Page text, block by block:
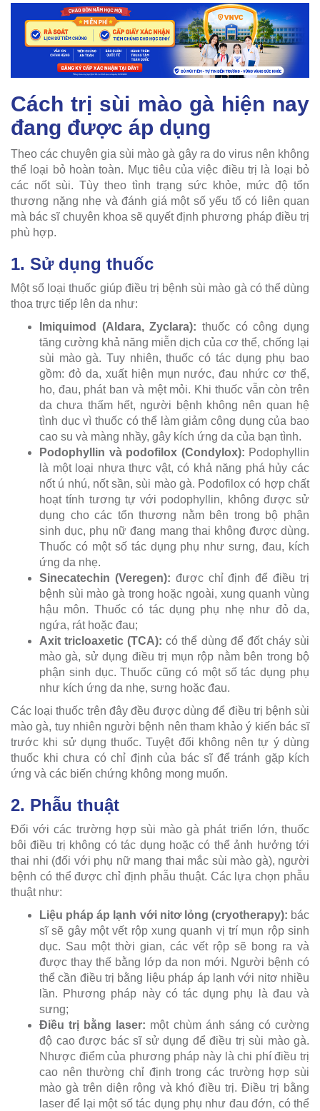
Cách trị sùi mào gà hiện nay
đang được áp dụng
Theo các chuyên gia sùi mào gà gây ra do virus nên không
thể loại bỏ hoàn toàn. Mục tiêu của việc điều trị là loại bỏ
các nốt sùi. Tùy theo tình trạng sức khỏe, mức độ tổn
thương nặng nhẹ và đánh giá một số yếu tố có liên quan
mà bác sĩ chuyên khoa sẽ quyết định phương pháp điều trị
phù hợp.
1. Sử dụng thuốc
Một số loại thuốc giúp điều trị bệnh sùi mào gà có thể dùng
thoa trực tiếp lên da như:
Imiquimod (Aldara, Zyclara): thuốc có công dụng
tăng cường khả năng miễn dịch của cơ thể, chống lại
sùi mào gà. Tuy nhiên, thuốc có tác dụng phụ bao
gồm: đỏ da, xuất hiện mụn nước, đau nhức cơ thể,
ho, đau, phát ban và mệt mỏi. Khi thuốc vẫn còn trên
da chưa thấm hết, người bệnh không nên quan hệ
tình dục vì thuốc có thể làm giảm công dụng của bao
cao su và màng nhầy, gây kích ứng da của bạn tình.
Podophyllin và podofilox (Condylox): Podophyllin
là một loại nhựa thực vật, có khả năng phá hủy các
nốt ú nhú, nốt sần, sùi mào gà. Podofilox có hợp chất
hoạt tính tương tự với podophyllin, không được sử
dụng cho các tổn thương nằm bên trong bộ phận
sinh dục, phụ nữ đang mang thai không được dùng.
Thuốc có một số tác dụng phụ như sưng, đau, kích
ứng da nhẹ.
Sinecatechin (Veregen): được chỉ định để điều trị
bệnh sùi mào gà trong hoặc ngoài, xung quanh vùng
hậu môn. Thuốc có tác dụng phụ nhẹ như đỏ da,
ngứa, rát hoặc đau;
Axit tricloaxetic (TCA): có thể dùng để đốt cháy sùi
mào gà, sử dụng điều trị mụn rộp nằm bên trong bộ
phận sinh dục. Thuốc cũng có một số tác dụng phụ
như kích ứng da nhẹ, sưng hoặc đau.
Các loại thuốc trên đây đều được dùng để điều trị bệnh sùi
mào gà, tuy nhiên người bệnh nên tham khảo ý kiến bác sĩ
trước khi sử dụng thuốc. Tuyệt đối không nên tự ý dùng
thuốc khi chưa có chỉ định của bác sĩ để tránh gặp kích
ứng và các biến chứng không mong muốn.
2. Phẫu thuật
Đối với các trường hợp sùi mào gà phát triển lớn, thuốc
bôi điều trị không có tác dụng hoặc có thể ảnh hưởng tới
thai nhi (đối với phụ nữ mang thai mắc sùi mào gà), người
bệnh có thể được chỉ định phẫu thuật. Các lựa chọn phẫu
thuật như:
Liệu pháp áp lạnh với nitơ lỏng (cryotherapy): bác
sĩ sẽ gây một vết rộp xung quanh vị trí mụn rộp sinh
dục. Sau một thời gian, các vết rộp sẽ bong ra và
được thay thế bằng lớp da non mới. Người bệnh có
thể cần điều trị bằng liệu pháp áp lạnh với nitơ nhiều
lần. Phương pháp này có tác dụng phụ là đau và
sưng;
Điều trị bằng laser: một chùm ánh sáng có cường
độ cao được bác sĩ sử dụng để điều trị sùi mào gà.
Nhược điểm của phương pháp này là chi phí điều trị
cao nên thường chỉ định trong các trường hợp sùi
mào gà trên diện rộng và khó điều trị. Điều trị bằng
laser để lại một số tác dụng phụ như đau đớn, có thể